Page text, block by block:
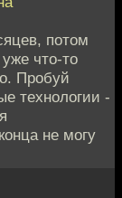
потом
что-то
Пробуй
технологии -
не могу